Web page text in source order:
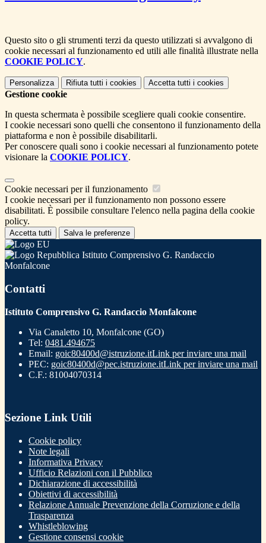
Questo sito o gli strumenti terzi da questo utilizzati si avvalgono di
cookie necessari al funzionamento ed utili alle finalità illustrate nella
COOKIE POLICY.
Personalizza Rifiuta tutti i cookies Accetta tutti i cookies
Gestione cookie
In questa schermata è possibile scegliere quali cookie consentire.
I cookie necessari sono quelli che consentono il funzionamento della
piattaforma e non è possibile disabilitarli.
Per conoscere quali sono i cookie necessari al funzionamento potete
visionare la COOKIE POLICY.
Cookie necessari per il funzionamento
I cookie necessari per il funzionamento non possono essere
disabilitati. È possibile consultare l'elenco nella pagina della cookie
policy.
Accetta tutti Salva le preferenze
Istituto Comprensivo G. Randaccio
Monfalcone
Contatti
Istituto Comprensivo G. Randaccio Monfalcone
Via Canaletto 10, Monfalcone (GO)
Tel: 0481.494675
Email: goic80400d@istruzione.itLink per inviare una mail
PEC: goic80400d@pec.istruzione.itLink per inviare una mail
C.F.: 81004070314
Sezione Link Utili
Cookie policy
Note legali
Informativa Privacy
Ufficio Relazioni con il Pubblico
Dichiarazione di accessibilità
Obiettivi di accessibilità
Relazione Annuale Prevenzione della Corruzione e della
Trasparenza
Whistleblowing
Gestione consensi cookie